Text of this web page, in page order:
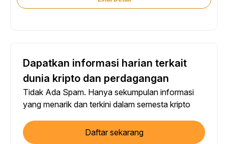
Dapatkan informasi harian terkait
dunia kripto dan perdagangan
Tidak Ada Spam. Hanya sekumpulan informasi
yang menarik dan terkini dalam semesta kripto
Daftar sekarang